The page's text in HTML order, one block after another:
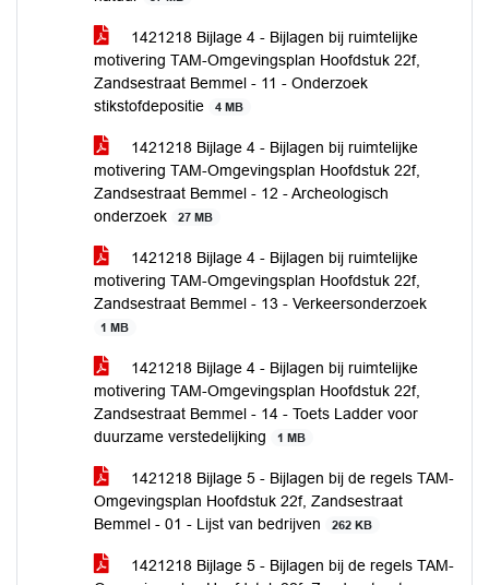
1421218 Bijlage 4 - Bijlagen bij ruimtelijke
motivering TAM-Omgevingsplan Hoofdstuk 22f,
Zandsestraat Bemmel - 11 - Onderzoek
stikstofdepositie
4 MB
1421218 Bijlage 4 - Bijlagen bij ruimtelijke
motivering TAM-Omgevingsplan Hoofdstuk 22f,
Zandsestraat Bemmel - 12 - Archeologisch
onderzoek
27 MB
1421218 Bijlage 4 - Bijlagen bij ruimtelijke
motivering TAM-Omgevingsplan Hoofdstuk 22f,
Zandsestraat Bemmel - 13 - Verkeersonderzoek
1 MB
1421218 Bijlage 4 - Bijlagen bij ruimtelijke
motivering TAM-Omgevingsplan Hoofdstuk 22f,
Zandsestraat Bemmel - 14 - Toets Ladder voor
duurzame verstedelijking
1 MB
1421218 Bijlage 5 - Bijlagen bij de regels TAM-
Omgevingsplan Hoofdstuk 22f, Zandsestraat
Bemmel - 01 - Lijst van bedrijven
262 KB
1421218 Bijlage 5 - Bijlagen bij de regels TAM-